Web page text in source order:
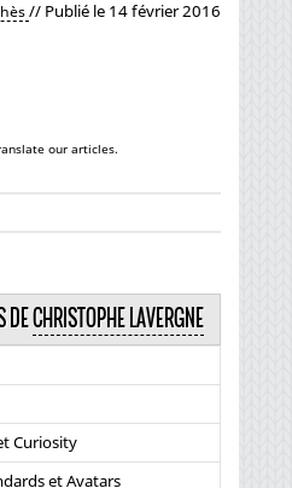
// Publié le 14 février 2016
our articles.
DECHRISTOPHE LAVERGNE
Curiosity
et Avatars